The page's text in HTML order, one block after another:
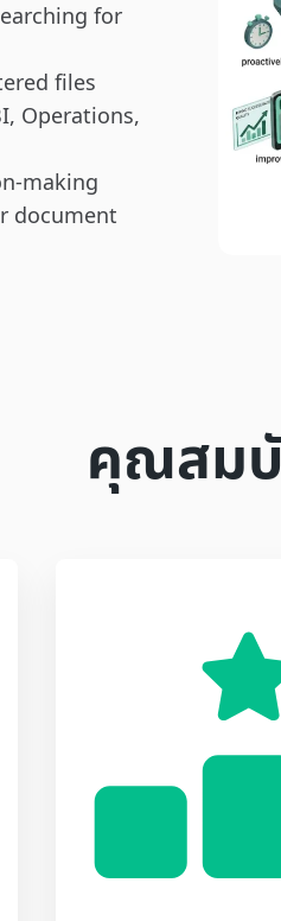
for
files
Operations,
making
document
คุณสม